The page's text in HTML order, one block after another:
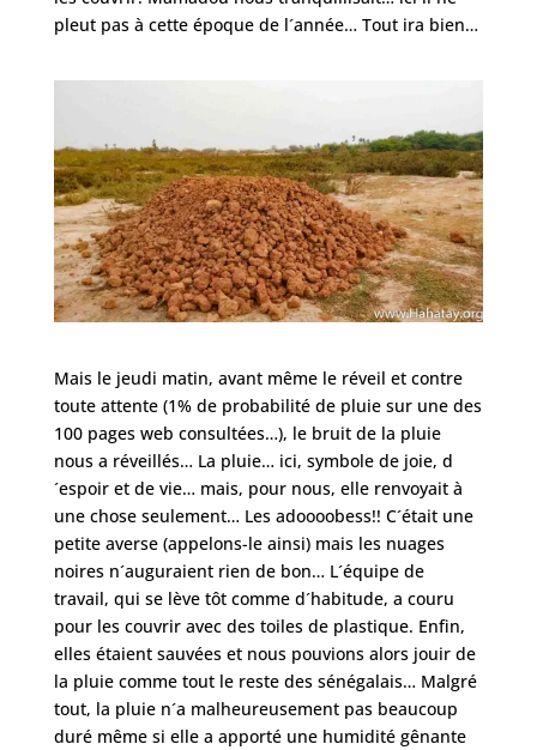
pleut pas à cette époque de l´année… Tout ira bien…
Mais le jeudi matin, avant même le réveil et contre
toute attente (1% de probabilité de pluie sur une des
100 pages web consultées…), le bruit de la pluie
nous a réveillés… La pluie… ici, symbole de joie, d
´espoir et de vie… mais, pour nous, elle renvoyait à
une chose seulement… Les adoooobess!! C´était une
petite averse (appelons-le ainsi) mais les nuages
noires n´auguraient rien de bon… L´équipe de
travail, qui se lève tôt comme d´habitude, a couru
pour les couvrir avec des toiles de plastique. Enfin,
elles étaient sauvées et nous pouvions alors jouir de
la pluie comme tout le reste des sénégalais… Malgré
tout, la pluie n´a malheureusement pas beaucoup
duré même si elle a apporté une humidité gênante